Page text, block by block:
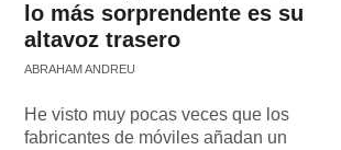
lo más sorprendente es su
altavoz trasero
ABRAHAM ANDREU
He visto muy pocas veces que los
fabricantes de móviles añadan un